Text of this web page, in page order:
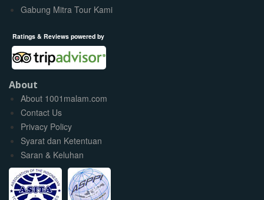
Gabung Mitra Tour Kami
Ratings & Reviews powered by
About
About 1001malam.com
Contact Us
Privacy Policy
Syarat dan Ketentuan
Saran & Keluhan